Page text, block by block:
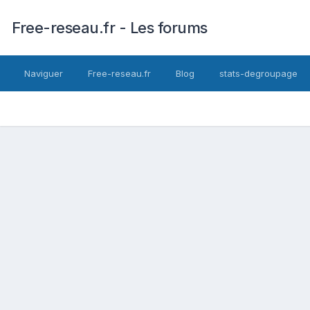
Free-reseau.fr - Les forums
Naviguer Free-reseau.fr Blog stats-degroupage